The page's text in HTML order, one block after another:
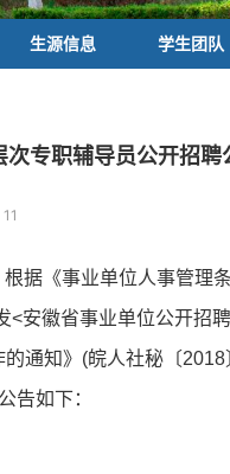
生源信息 学生团队
专职辅导员公开招聘
11
据《事业单位人事管理
安徽省事业单位公开招
通知》(皖人社秘〔
告如下：